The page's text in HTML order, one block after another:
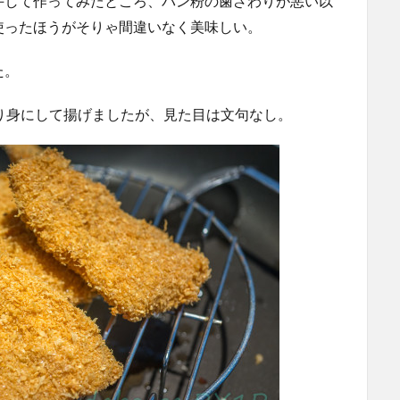
たほうがそりゃ間違いなく美味しい。
にして揚げましたが、見た目は文句なし。